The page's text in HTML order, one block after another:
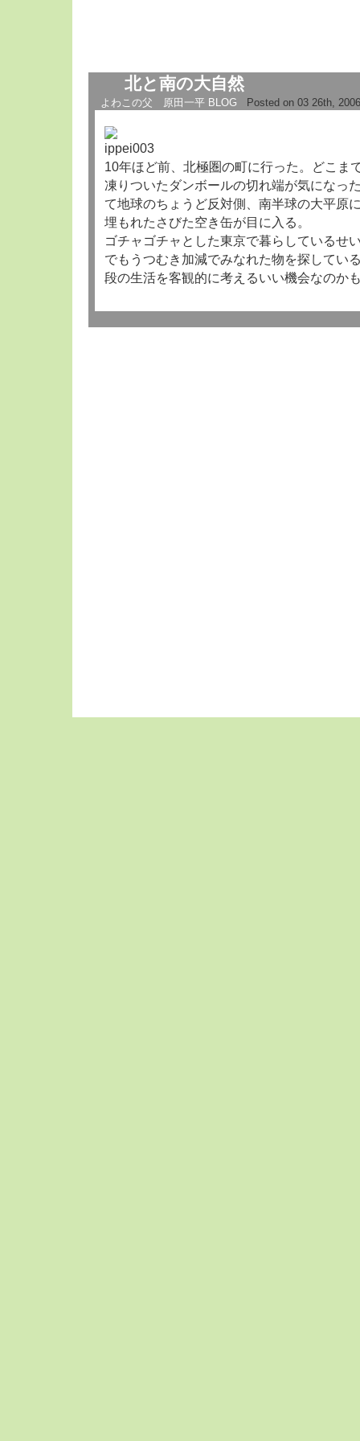
北と南の大自然
よわこの父 原田一平 BLOG Posted on 03 26th,
10年ほど前、北極圏の町に行った。どこま
凍りついたダンボールの切れ端が気になっ
て地球のちょうど反対側、南半球の大平原
埋もれたさびた空き缶が目に入る。
ゴチャゴチャとした東京で暮らしているせ
でもうつむき加減でみなれた物を探してい
段の生活を客観的に考えるいい機会なのか